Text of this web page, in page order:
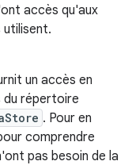
accès qu'aux
utilisent.
un accès en
du répertoire
. Pour en
comprendre
pas besoin de la